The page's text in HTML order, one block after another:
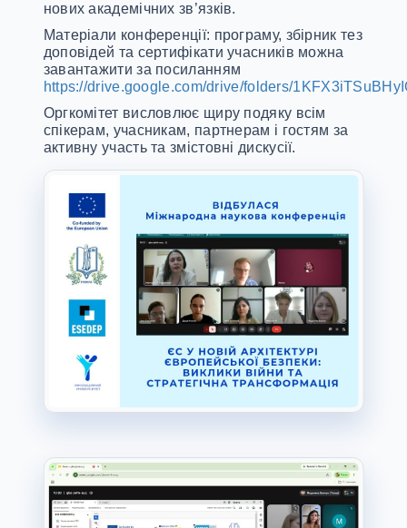
нових академічних зв’язків.
Матеріали конференції: програму, збірник тез
доповідей та сертифікати учасників можна
завантажити за посиланням
https://drive.google.com/drive/folders/
Оргкомітет висловлює щиру подяку всім
спікерам, учасникам, партнерам і гостям за
активну участь та змістовні дискусії.